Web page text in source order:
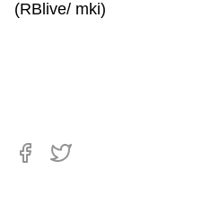
(RBlive/ mki)